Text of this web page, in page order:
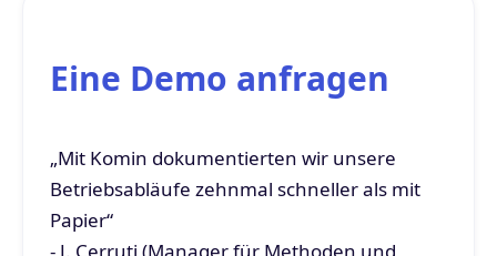
Eine Demo anfragen
„Mit Komin dokumentierten wir unsere
Betriebsabläufe zehnmal schneller als mit
Papier“